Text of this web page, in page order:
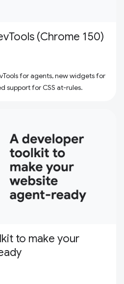
(Chrome 150)
for agents, new widgets for
support for CSS at-rules.
to make your